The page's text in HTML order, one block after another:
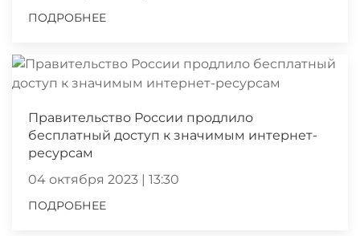
ПОДРОБНЕЕ
Правительство России продлило
бесплатный доступ к значимым интернет-
ресурсам
04 октября 2023 | 13:30
ПОДРОБНЕЕ